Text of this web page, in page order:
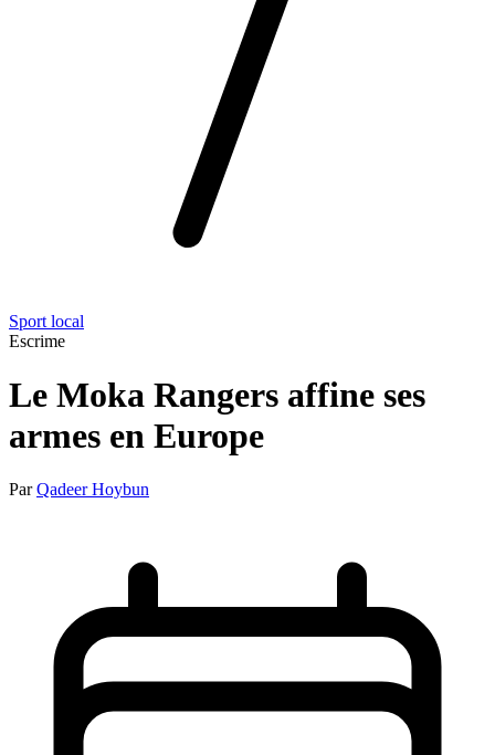
Sport local
Escrime
Le Moka Rangers affine ses
armes en Europe
ParQadeer Hoybun